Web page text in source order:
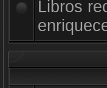
Libros